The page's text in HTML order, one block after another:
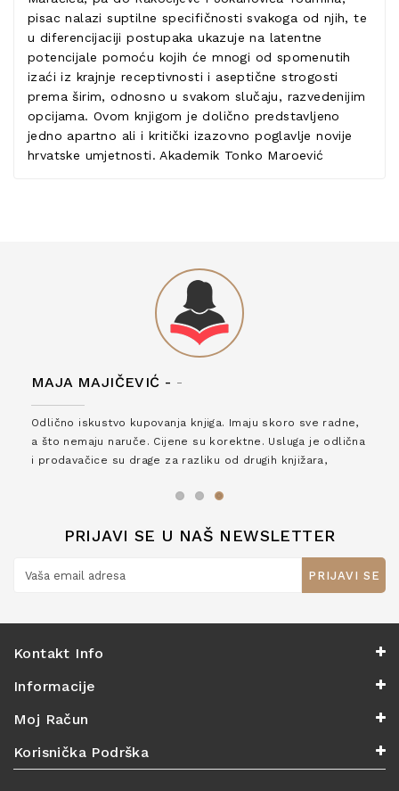
pisac nalazi suptilne specifičnosti svakoga od njih, te
u diferencijaciji postupaka ukazuje na latentne
potencijale pomoću kojih će mnogi od spomenutih
izaći iz krajnje receptivnosti i aseptične strogosti
prema širim, odnosno u svakom slučaju, razvedenijim
opcijama. Ovom knjigom je dolično predstavljeno
jedno apartno ali i kritički izazovno poglavlje novije
hrvatske umjetnosti. Akademik Tonko Maroević
MAJA MAJIČEVIĆ - -
Odlično iskustvo kupovanja knjiga. Imaju skoro sve radne,
a što nemaju naruče. Cijene su korektne. Usluga je odlična
i prodavačice su drage za razliku od drugih knjižara,
PRIJAVI SE U NAŠ NEWSLETTER
PRIJAVI SE
Kontakt Info
Informacije
Moj Račun
Korisnička Podrška